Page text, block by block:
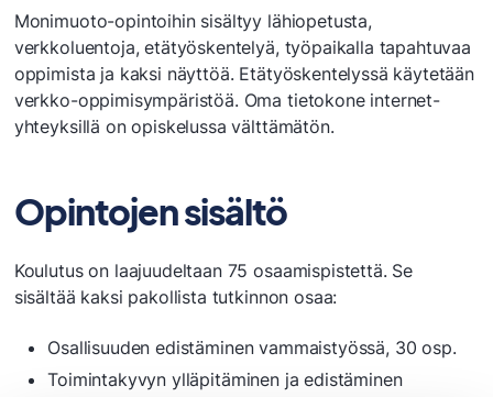
Monimuoto-opintoihin sisältyy lähiopetusta,
verkkoluentoja, etätyöskentelyä, työpaikalla tapahtuvaa
oppimista ja kaksi näyttöä. Etätyöskentelyssä käytetään
verkko-oppimisympäristöä. Oma tietokone internet-
yhteyksillä on opiskelussa välttämätön.
Opintojen sisältö
Koulutus on laajuudeltaan 75 osaamispistettä. Se
sisältää kaksi pakollista tutkinnon osaa:
Osallisuuden edistäminen vammaistyössä, 30 osp.
Toimintakyvyn ylläpitäminen ja edistäminen